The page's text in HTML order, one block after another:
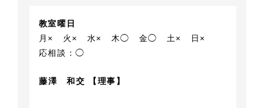
教室曜日
月×
火× 水× 木◯ 金◯ 土×
日×
応相談：◯
藤澤 和交 【理事】